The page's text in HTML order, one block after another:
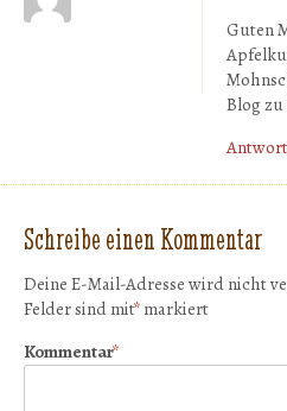
Guten
Blog
Schreibe einen Kommentar
Deine E-Mail-Adresse wird nicht
Felder sind mit* markiert
Kommentar*